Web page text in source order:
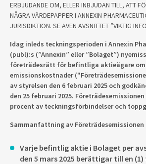
ERBJUDANDE OM, ELLER INBJUDAN TILL, ATT
NÅGRA VÄRDEPAPPER I ANNEXIN
JURISDIKTION. SE ÄVEN AVSNITTET ”VIKTIG
Idag inleds teckningsperioden i Annexin
(publ):s (”Annexin” eller ”Bolaget”)
företrädesrätt för befintliga aktieägare om
emissionskostnader
av styrelsen den 6 februari 2025 och
den 25 februari 2025.
procent av teckningsförbindelser och
Sammanfattning av Företrädesemissionen
Varje befintlig aktie i Bolaget per
den 5 mars 2025 berättigar till en